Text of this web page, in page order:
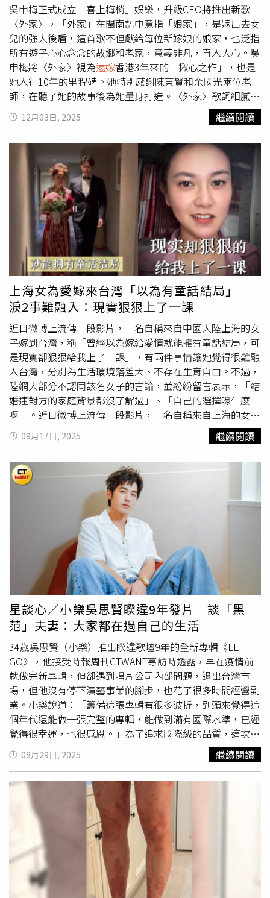
吳申梅正式成立「喜上梅梢」娛樂，升級CEO將推出新歌
〈外家〉，「外家」在閩南語中意指「娘家」，是嫁出去女
兒的強大後盾，這首歌不但獻給每位新嫁娘的娘家，也泛指
所有遊子心心念念的故鄉和老家，意義非凡，直入人心。吳
申梅將〈外家〉視為遠嫁香港3年來的「揪心之作」，也是
她入行10年的里程碑。她特別感謝陳東賢和余國光兩位老
師，在聽了她的故事後為她量身打造。〈外家〉歌詞細膩描
寫「外家」如同一盞永不熄滅的燈，默默照亮最想回家的那
條路，是遠在他鄉奮鬥的遊子與女兒們最溫暖的心靈避風
爭執，曾因網購包裹一事吵翻，衝動飛回台灣「外家」尋求
慰藉。沒想到媽媽溫柔安撫：「休息一下，氣消了就回香港
吧。」讓她瞬間融化，更深刻體悟到「外家」是永遠不會拒
絕自己、永遠會被擁抱的港口。她希望透過〈外家〉，讓所
有人都能感受這份家的力量與安定感，讓思念轉化為繼續前
行的溫暖力量。
12月03日, 2025 繼續閱讀
上海女為愛嫁來台灣「以為有童話結局」
淚2事難融入：現實狠狠上了一課
近日微博上流傳一段影片，一名自稱來自中國大陸上海的女
子嫁到台灣，稱「曾經以為嫁給愛情就能擁有童話結局，可
是現實卻狠狠給我上了一課」，有兩件事情讓她覺得很難融
入台灣，分別為生活環境落差大、不存在生育自由。不過，
陸網大部分不認同該名女子的言論，並紛紛留言表示，「結
婚連對方的家庭背景都沒了解過」、「自己的選擇嚎什麼
啊」。近日微博上流傳一段影片，一名自稱來自上海的女子
透露，她從上海嫁到台灣，「曾經以為嫁給愛情就能擁有童
話結局，可是現實卻狠狠給我上了一課」。首先，讓她難以
融入的事情是群居生活，剛到台灣的時候，她發現要10個人
住在一起，「我一看都傻眼了，多子女家庭就是要忍受在高
房價的壓力上，必須得群居生活。」該女子提到，原本在上
海，她是一個獨生子女家庭，現在突然要融入大家庭，居住
環境有很大的落差，並直言「魔都的精緻就不在了」，她只
能被迫放棄高跟鞋、漂亮打扮。第二件事情，該女子認為不
存在生育自由，在台灣生二胎，從產檢到坐月子，給的產假
比上海還少，要養小孩就需要上班，「生活都沒有自由，還
談什麼生育自由？比單身牛馬更可怕的就是奶媽牛馬。」她
說，哪怕孩子發高燒到39度，她晚上忙到無法睡覺，但隔天
還是得正常上班，「多麼痛的領悟啊」，因此她現在有種
「回不去的上海，融不入的台灣」的感覺。女子說，其他媽
媽在群組裡分享迪士尼煙火、外灘夜景，她卻只能在台灣看
夜市、各種議員吵架的新聞，然後哄睡哭鬧的孩子。而其實
有些朋友勸她回上海，但她認為，孩子們的出生證明、疫苗
都在台灣，回去有些不方便。因此該女子想奉勸大家，「真
的如果重來一次的話，一定要慎重，不要為了遠嫁，而放棄
自己的主場。」影片在微博曝光後，引發網友熱議。大多數
大陸網友看完影片不認同該女子的言論，並紛紛留言表示，
「這種人嫁哪裡都是一個樣」、「自己的選擇嚎什麼啊」、
「為啥不離婚？不是妳想要的生活，為何還要一直過」、
「結婚連對方的家庭背景都沒有了解過？不知道的還以為被
抓去做黑風寨（上海以軍閥混戰為背景的電影）了」、「給
妳老公看這部影片啊」、「慎重的就是不要嫁給窮人」、
「台灣不允許離婚嗎？」另有部分網友質疑女子是在「起
號」，也就是故意拍攝容易引發爭議的影片，試圖在短時間
內，讓特定社群平台的帳號吸引網友關注、製造大量流量，
進而達成後續的商業目的。
09月17日, 2025 繼續閱讀
星談心／小樂吳思賢睽違9年發片 談「黑
范」夫妻：大家都在過自己的生活
34歲吳思賢（小樂）推出睽違歌壇9年的全新專輯《LET
GO》，他接受時報周刊CTWANT專訪時透露，早在疫情前
就做完新專輯，但卻遇到唱片公司內部問題，退出台灣市
場，但他沒有停下演藝事業的腳步，也花了很多時間經營副
業。小樂說道：「籌備這張專輯有很多波折，到頭來覺得這
個年代還能做一張完整的專輯，能做到滿有國際水準，已經
覺得很幸運，也很感恩。」為了追求國際級的品質，這次新
專輯《LET GO》中的MV特別遠赴杜拜拍攝，但他坦言預算
有限，能達成這樣的規格，全靠
當地的姊姊和姊夫大力
協助，「選擇杜拜最主要的原因是因為跟我有真實連結，姊
姊跟姊夫幫了大忙，當地要申請，每個東西都要錢，還好有
地緣關係，這也是我們去當地拍攝最主要的原因，我確定去
拍攝可以得到很多幫助，因為當時就想要做出國際規格的東
西，但是很多東西很受限，尤其在資金方面」。為了追求國
際級的品質，小樂新歌MV特別遠赴杜拜拍攝。（圖／華納
音樂提供）不過原訂7月推出的新專輯《LET GO》卻再度遇
到波折，尚未正式發行前就在6月「意外上架」串流平台，
拖了3天才緊急撤下。他坦言當下確實傻眼，「但也沒辦
08月29日, 2025 繼續閱讀